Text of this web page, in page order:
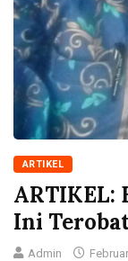
ARTIKEL
ARTIKEL:
Ini
Admin